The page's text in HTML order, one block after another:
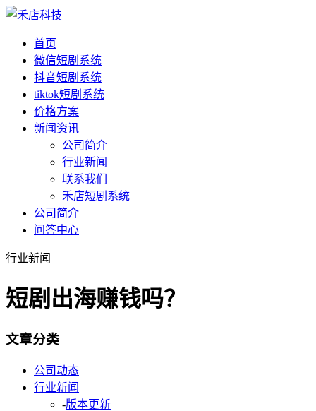
首页
微信短剧系统
抖音短剧系统
tiktok短剧系统
价格方案
新闻资讯
公司简介
行业新闻
联系我们
禾店短剧系统
公司简介
问答中心
行业新闻
短剧出海赚钱吗？
文章分类
公司动态
行业新闻
-版本更新